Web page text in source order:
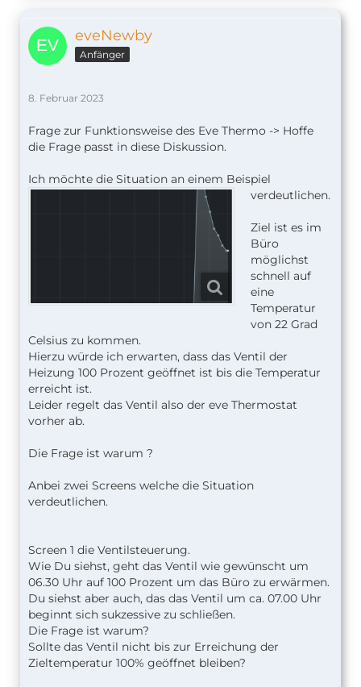
eveNewby
Anfänger
8. Februar 2023
Frage zur Funktionsweise des Eve Thermo -> Hoffe
die Frage passt in diese Diskussion.
Ich möchte die Situation an einem Beispiel
verdeutlichen.
Ziel ist es im
Büro
möglichst
schnell auf
eine
Temperatur
von 22 Grad
Celsius zu kommen.
Hierzu würde ich erwarten, dass das Ventil der
Heizung 100 Prozent geöffnet ist bis die Temperatur
erreicht ist.
Leider regelt das Ventil also der eve Thermostat
vorher ab.
Die Frage ist warum ?
Anbei zwei Screens welche die Situation
verdeutlichen.
Screen 1 die Ventilsteuerung.
Wie Du siehst, geht das Ventil wie gewünscht um
06.30 Uhr auf 100 Prozent um das Büro zu erwärmen.
Du siehst aber auch, das das Ventil um ca. 07.00 Uhr
beginnt sich sukzessive zu schließen.
Die Frage ist warum?
Sollte das Ventil nicht bis zur Erreichung der
Zieltemperatur 100% geöffnet bleiben?